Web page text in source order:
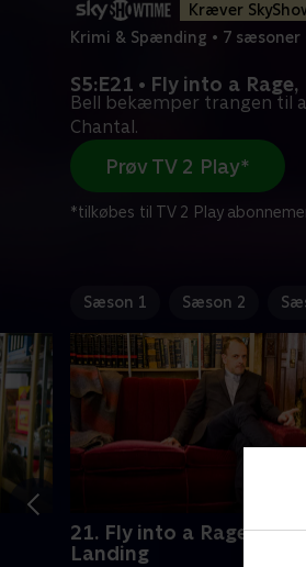
Kræver
Krimi & Spænding • 7 sæsoner
S5:E21 • Fly into a
Bell bekæmper trangen til
Chantal.
Prøv TV 2 Play*
*tilkøbes til TV 2 Play
Sæson 1 Sæson 2
21. Fly into a Rage,
Landing